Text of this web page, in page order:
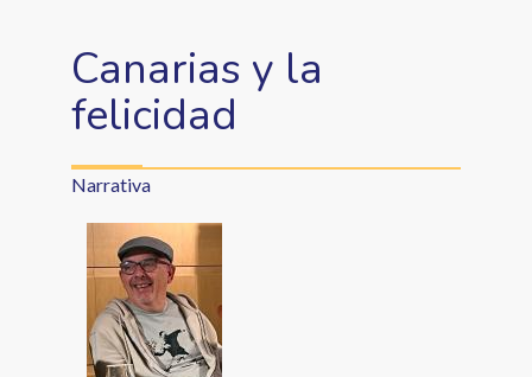
Canarias y la
felicidad
Narrativa